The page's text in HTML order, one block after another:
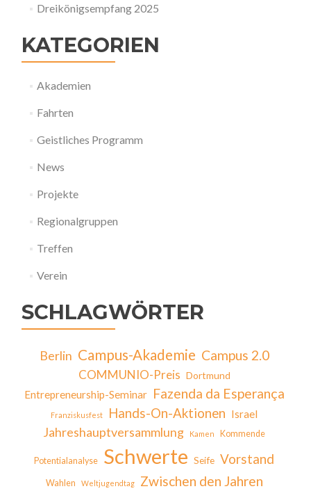
Dreikönigsempfang 2025
KATEGORIEN
Akademien
Fahrten
Geistliches Programm
News
Projekte
Regionalgruppen
Treffen
Verein
SCHLAGWÖRTER
Berlin Campus-Akademie Campus 2.0
COMMUNIO-Preis Dortmund
Entrepreneurship-Seminar Fazenda da Esperança
Franziskusfest Hands-On-Aktionen Israel
Jahreshauptversammlung Kamen Kommende
Potentialanalyse Schwerte Seife Vorstand
Wahlen Weltjugendtag Zwischen den Jahren